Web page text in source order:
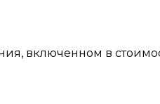
включенном в